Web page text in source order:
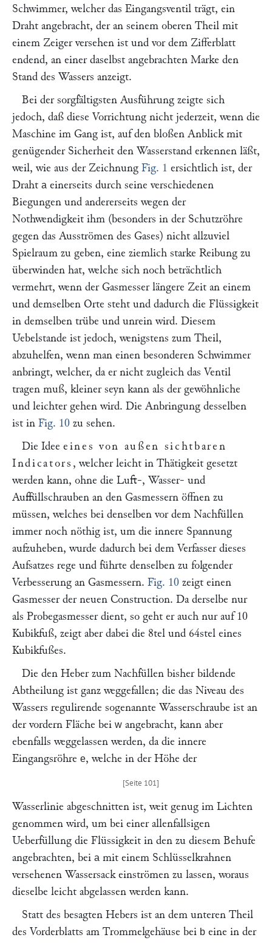
Schwimmer, welcher das Eingangsventil trägt, ein
Draht angebracht, der an seinem oberen Theil mit
einem Zeiger versehen ist und vor dem Zifferblatt
endend, an einer daselbst angebrachten Marke den
Stand des Wassers anzeigt.
Bei der sorgfältigsten Ausführung zeigte sich
jedoch, daß diese Vorrichtung nicht jederzeit, wenn die
Maschine im Gang ist, auf den bloßen Anblick mit
genügender Sicherheit den Wasserstand erkennen läßt,
weil, wie aus der Zeichnung Fig. 1 ersichtlich ist, der
Draht a einerseits durch seine verschiedenen
Biegungen und andererseits wegen der
Nothwendigkeit ihm (besonders in der Schutzröhre
gegen das Ausströmen des Gases) nicht allzuviel
Spielraum zu geben, eine ziemlich starke Reibung zu
überwinden hat, welche sich noch beträchtlich
vermehrt, wenn der Gasmesser längere Zeit an einem
und demselben Orte steht und dadurch die Flüssigkeit
in demselben trübe und unrein wird. Diesem
Uebelstande ist jedoch, wenigstens zum Theil,
abzuhelfen, wenn man einen besonderen Schwimmer
anbringt, welcher, da er nicht zugleich das Ventil
tragen muß, kleiner seyn kann als der gewöhnliche
und leichter gehen wird. Die Anbringung desselben
ist in Fig. 10 zu sehen.
Die Idee eines von außen sichtbaren
Indicators , welcher leicht in Thätigkeit gesetzt
werden kann, ohne die Luft-, Wasser- und
Auffüllschrauben an den Gasmessern öffnen zu
müssen, welches bei denselben vor dem Nachfüllen
immer noch nöthig ist, um die innere Spannung
aufzuheben, wurde dadurch bei dem Verfasser dieses
Aufsatzes rege und führte denselben zu folgender
Verbesserung an Gasmessern. Fig. 10 zeigt einen
Gasmesser der neuen Construction. Da derselbe nur
als Probegasmesser dient, so geht er auch nur auf 10
Kubikfuß, zeigt aber dabei die 8tel und 64stel eines
Kubikfußes.
Die den Heber zum Nachfüllen bisher bildende
Abtheilung ist ganz weggefallen; die das Niveau des
Wassers regulirende sogenannte Wasserschraube ist an
der vordern Fläche bei w angebracht, kann aber
ebenfalls weggelassen werden, da die innere
Eingangsröhre e, welche in der Höhe der
Wasserlinie abgeschnitten ist, weit genug im Lichten
genommen wird, um bei einer allenfallsigen
Ueberfüllung die Flüssigkeit in den zu diesem Behufe
angebrachten, bei a mit einem Schlüsselkrahnen
versehenen Wassersack einströmen zu lassen, woraus
dieselbe leicht abgelassen werden kann.
Statt des besagten Hebers ist an dem unteren Theil
des Vorderblatts am Trommelgehäuse bei b eine in der